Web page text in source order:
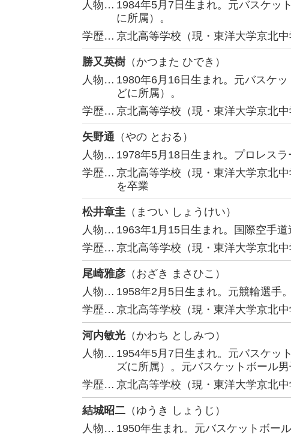
人物… 1984年5月7日生まれ。元バスケッ
に所属）。
学歴… 京北高等学校（現・東洋大学京北
勝又英樹（かつまた ひでき）
人物… 1980年6月16日生まれ。元バスケ
どに所属）。
学歴… 京北高等学校（現・東洋大学京北
矢野通 （やの とおる）
人物… 1978年5月18日生まれ。プロレスラ
学歴… 京北高等学校（現・東洋大学京北
を卒業
松井章圭 （まつい しょうけい）
人物… 1963年1月15日生まれ。国際空手道
学歴… 京北高等学校（現・東洋大学京北
尾崎雅彦 （おざき まさひこ）
人物… 1958年2月5日生まれ。元競輪選手。
学歴… 京北高等学校（現・東洋大学京北
河内敏光 （かわち としみつ）
人物… 1954年5月7日生まれ。元バスケッ
ズに所属）。元バスケットボール男
学歴… 京北高等学校（現・東洋大学京北
結城昭二 （ゆうき しょうじ）
人物… 1950年生まれ。元バスケットボー